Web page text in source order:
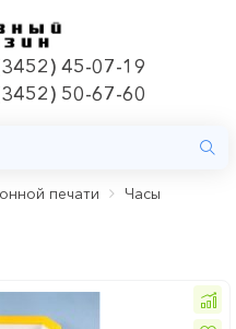
45-07-19
50-67-60
печати Часы